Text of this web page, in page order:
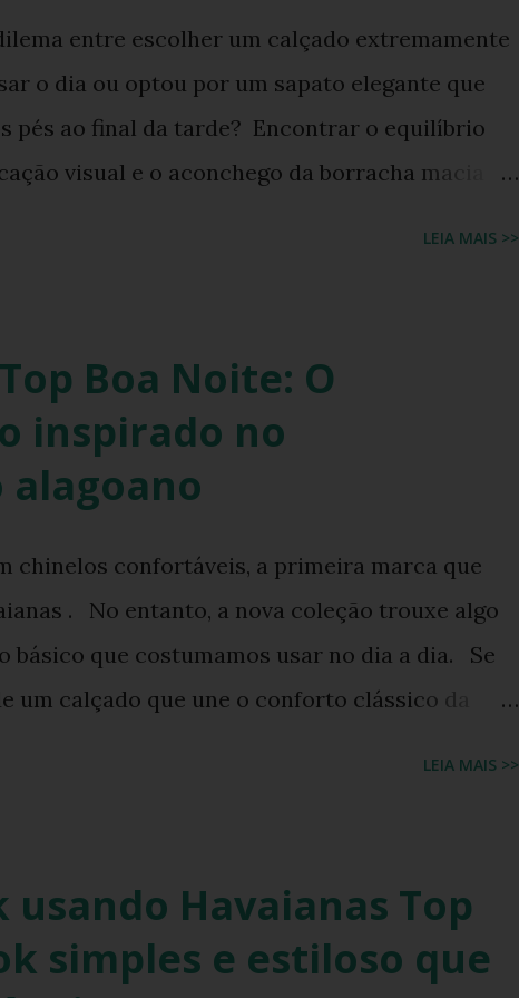
entre escolher um calçado extremamente
o dia ou optou por um sapato elegante que
pés ao final da tarde? Encontrar o equilíbrio
visual e o aconchego da borracha macia
franzido conquistou passarelas, vitrines e
influenciadoras de moda. Percebendo
retrô com toque contemporâneo, a
Scrunchie surge exatamente como essa
fusão impecável da lendária sola de borracha
de tecido drapeado com toqu...
LEIA MAIS >>
Boa Noite: O
inspirado no
chinelos confortáveis, a primeira marca que
. No entanto, a nova coleção trouxe algo
básico que costumamos usar no dia a dia. Se
um calçado que une o conforto clássico da
carregar na sola dos seus pés uma
de geração em geração pelas artesãs do
LEIA MAIS >>
usando Havaianas Top
simples e estiloso que